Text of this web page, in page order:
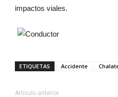
impactos viales.
ETIQUETAS Accidente
Artículo anterior